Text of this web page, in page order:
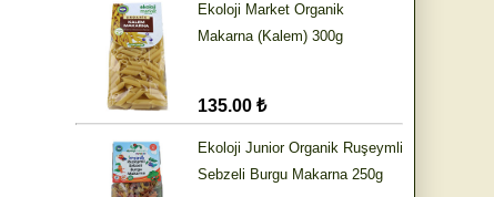
Ekoloji Market Organik
Makarna (Kalem) 300g
135.00 ₺
Ekoloji Junior Organik Ruşeymli
Sebzeli Burgu Makarna 250g